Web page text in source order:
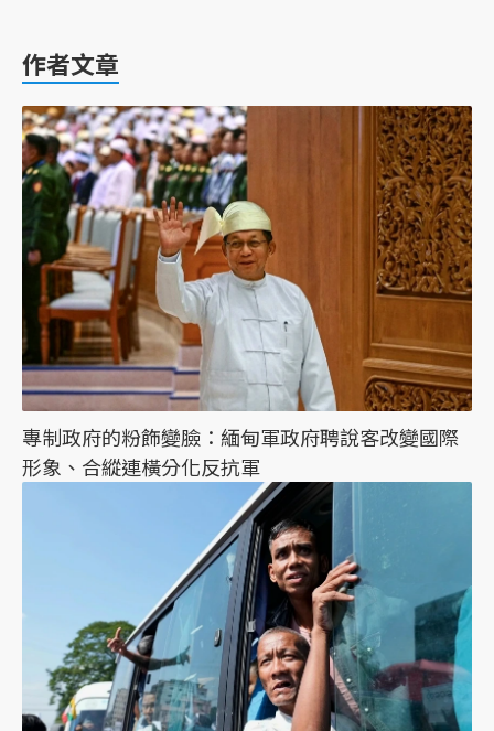
作者文章
專制政府的粉飾變臉：緬甸軍政府聘說客改變國際
形象、合縱連橫分化反抗軍